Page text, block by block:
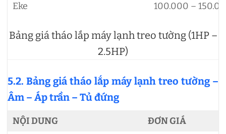
Eke
100.000 –
Bảng giá tháo lắp máy lạnh treo tường (1HP –
2.5HP)
5.2. Bảng giá tháo lắp máy lạnh treo tường –
Âm – Áp trần – Tủ đứng
NỘI DUNG
ĐƠN GIÁ